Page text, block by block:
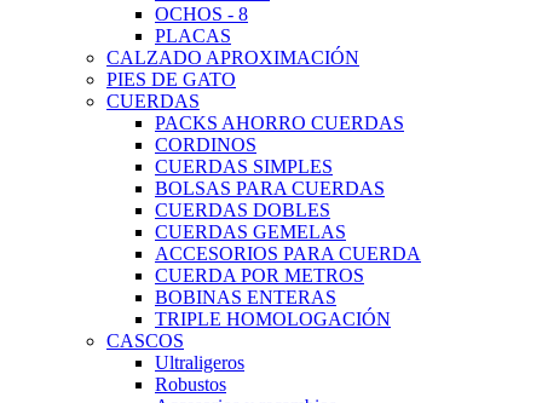
OCHOS - 8
PLACAS
CALZADO APROXIMACIÓN
PIES DE GATO
CUERDAS
PACKS AHORRO CUERDAS
CORDINOS
CUERDAS SIMPLES
BOLSAS PARA CUERDAS
CUERDAS DOBLES
CUERDAS GEMELAS
ACCESORIOS PARA CUERDA
CUERDA POR METROS
BOBINAS ENTERAS
TRIPLE HOMOLOGACIÓN
CASCOS
Ultraligeros
Robustos